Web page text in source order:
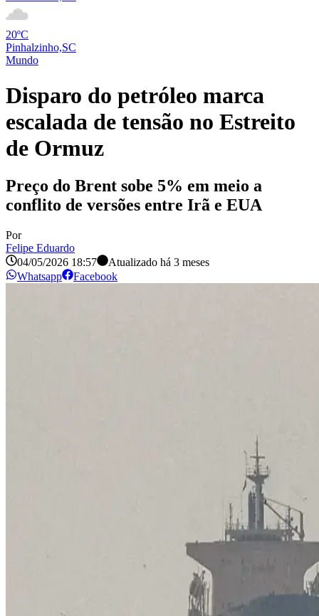
20ºC
Pinhalzinho,SC
Mundo
Disparo do petróleo marca
escalada de tensão no Estreito
de Ormuz
Preço do Brent sobe 5% em meio a
conflito de versões entre Irã e EUA
Por
Felipe Eduardo
04/05/2026 18:57
Atualizado há 3 meses
Whatsapp
Facebook